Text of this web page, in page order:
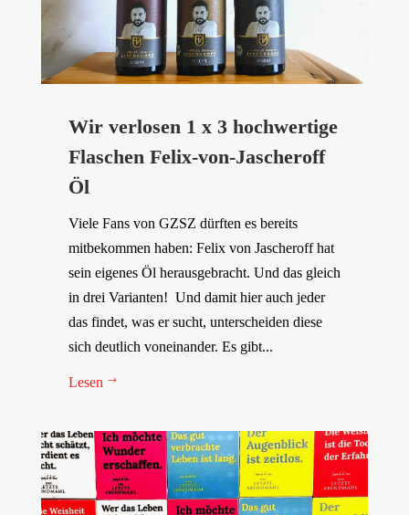
Wir verlosen 1 x 3 hochwertige
Flaschen Felix-von-Jascheroff
Öl
Viele Fans von GZSZ dürften es bereits
mitbekommen haben: Felix von Jascheroff hat
sein eigenes Öl herausgebracht. Und das gleich
in drei Varianten! Und damit hier auch jeder
das findet, was er sucht, unterscheiden diese
sich deutlich voneinander. Es gibt...
Lesen $